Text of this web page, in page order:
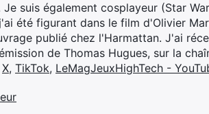
suis également cosplayeur (Star
été figurant dans le film d'Olivier
publié chez l'Harmattan. J'ai
de Thomas Hugues, sur la
X, TikTok, LeMagJeuxHighTech -